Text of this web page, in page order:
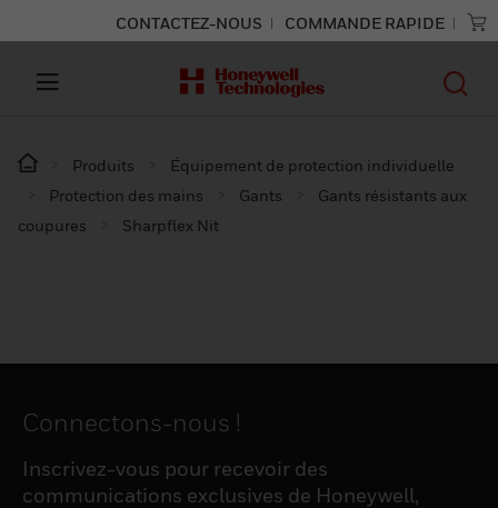
CONTACTEZ-NOUS COMMANDE RAPIDE
Produits
Équipement de protection individuelle
Protection des mains
Gants
Gants résistants aux
coupures
Sharpflex Nit
Connectons-nous !
Inscrivez-vous pour recevoir des
communications exclusives de Honeywell,